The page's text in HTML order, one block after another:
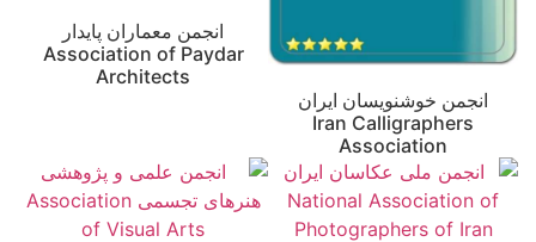
انجمن خوشنویسان ایران
Iran Calligraphers
Association
انجمن معماران پایدار
Association of Paydar
Architects